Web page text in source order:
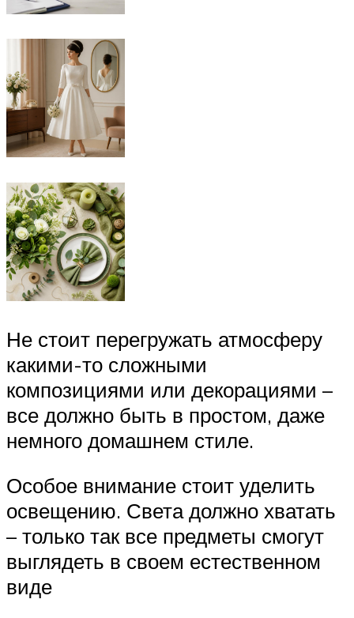
Не стоит перегружать атмосферу
какими-то сложными
композициями или декорациями –
все должно быть в простом, даже
немного домашнем стиле.
Особое внимание стоит уделить
освещению. Света должно хватать
– только так все предметы смогут
выглядеть в своем естественном
виде